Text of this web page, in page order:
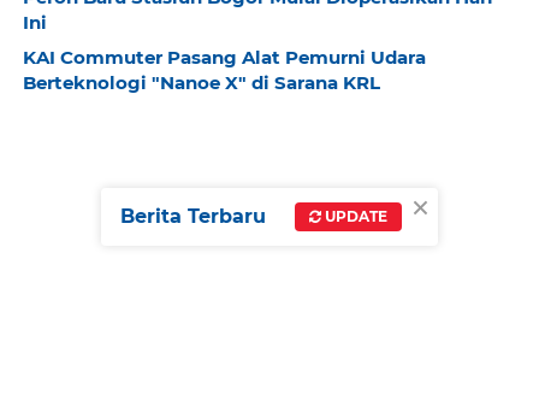
Ini
KAI Commuter Pasang Alat Pemurni Udara
Berteknologi "Nanoe X" di Sarana KRL
×
Berita Terbaru UPDATE